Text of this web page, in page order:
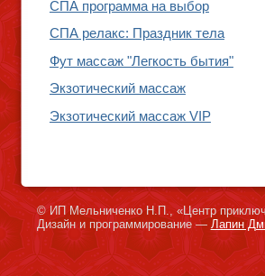
СПА программа на выбор
СПА релакс: Праздник тела
Фут массаж "Легкость бытия"
Экзотический массаж
Экзотический массаж VIP
© ИП Мельниченко Н.П., «Центр
Дизайн и программирование — Лапин